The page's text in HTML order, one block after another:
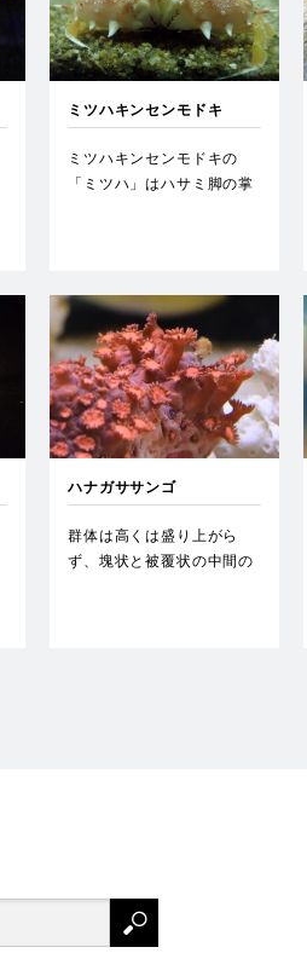
ミツハキンセンモドキ
ミツハキンセンモドキの
「ミツハ」はハサミ脚の掌
ハナガササンゴ
群体は高くは盛り上がら
ず、塊状と被覆状の中間の